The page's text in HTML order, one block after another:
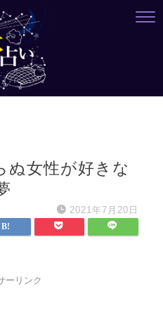
ぬ女性が好きな
2021年7月20日
ーリンク